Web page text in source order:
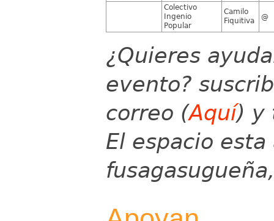
Colectivo
Ingenio
Popular
Camilo
Fiquitiva
@
¿Quieres
evento?
correo (Aquí) y
El espacio